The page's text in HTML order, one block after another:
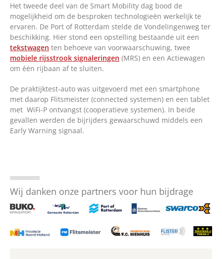
Het tweede deel van de Smart Mobility dag bood de
mogelijkheid om de besproken technologieën werkelijk te
ervaren. De Port of Rotterdam stelde de Vondelingenweg ter
beschikking. Hier stond een opstelling bestaande uit een
tekstwagen ten behoeve van voorwaarschuwing, twee
mobiele rijsstrook signaleringen (MRS) en een Actiewagen
om één rijbaan af te sluiten.
De praktijktest-auto was uitgevoerd met een smartphone
met daarop Flitsmeister (connected systemen) en een tablet
met WiFi-P ontvangst (cooperatieve systemen). In beide
gevallen werden de bijrijders gewaarschuwd middels een
Early Warning signaal.
Wij danken onze partners voor hun bijdrage